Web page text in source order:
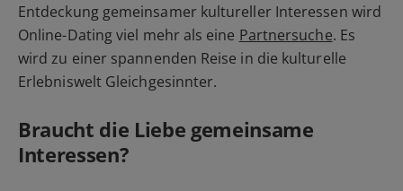
Entdeckung gemeinsamer kultureller Interessen wird
Online-Dating viel mehr als eine Partnersuche. Es
wird zu einer spannenden Reise in die kulturelle
Erlebniswelt Gleichgesinnter.
Braucht die Liebe gemeinsame
Interessen?